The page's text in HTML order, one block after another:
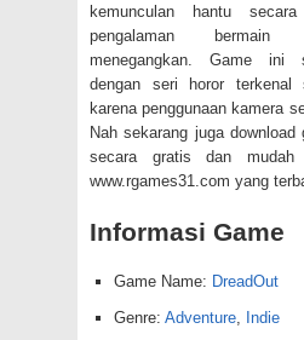
kemunculan hantu
pengalaman bermain
menegangkan. Game ini
dengan seri horor terkenal
karena penggunaan kamera
Nah sekarang juga
secara gratis dan
www.rgames31.com yang
Informasi Game
Game Name: DreadOut
Genre: Adventure Indie